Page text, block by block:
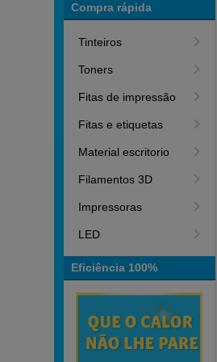
Compra rápida
Tinteiros
Toners
Fitas de impressão
Fitas e etiquetas
Material escritorio
Filamentos 3D
Impressoras
LED
Eficiência 100%